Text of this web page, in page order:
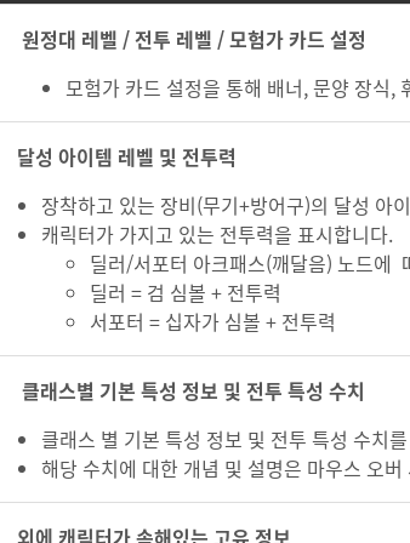
원정대 레벨 / 전투 레벨 / 모험가 카드 설정
모험가 카드 설정을 통해 배너, 문양 장식,
달성 아이템 레벨 및 전투력
장착하고 있는 장비(무기+방어구)의 달성 아
캐릭터가 가지고 있는 전투력을 표시합니다.
딜러/서포터 아크패스(깨달음) 노드에
딜러 = 검 심볼 + 전투력
서포터 = 십자가 심볼 + 전투력
클래스별 기본 특성 정보 및 전투 특성 수치
클래스 별 기본 특성 정보 및 전투 특성 수치
해당 수치에 대한 개념 및 설명은 마우스 오